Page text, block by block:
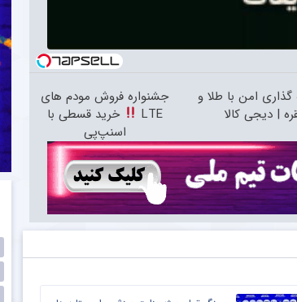
گذاری امن با طلا و
| دیجی کالا
جشنواره فروش مودم های
LTE
خرید قسطی با
اسنپ‌پی